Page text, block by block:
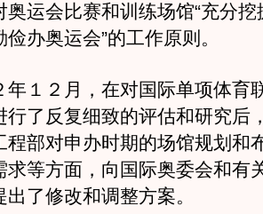
奥运会比赛和训练场馆“充分
办奥运会”的工作原则。
２月，在对国际单项体育
行了反复细致的评估和研究后
程部对申办时期的场馆规划和
求等方面，向国际奥委会和有
了修改和调整方案。